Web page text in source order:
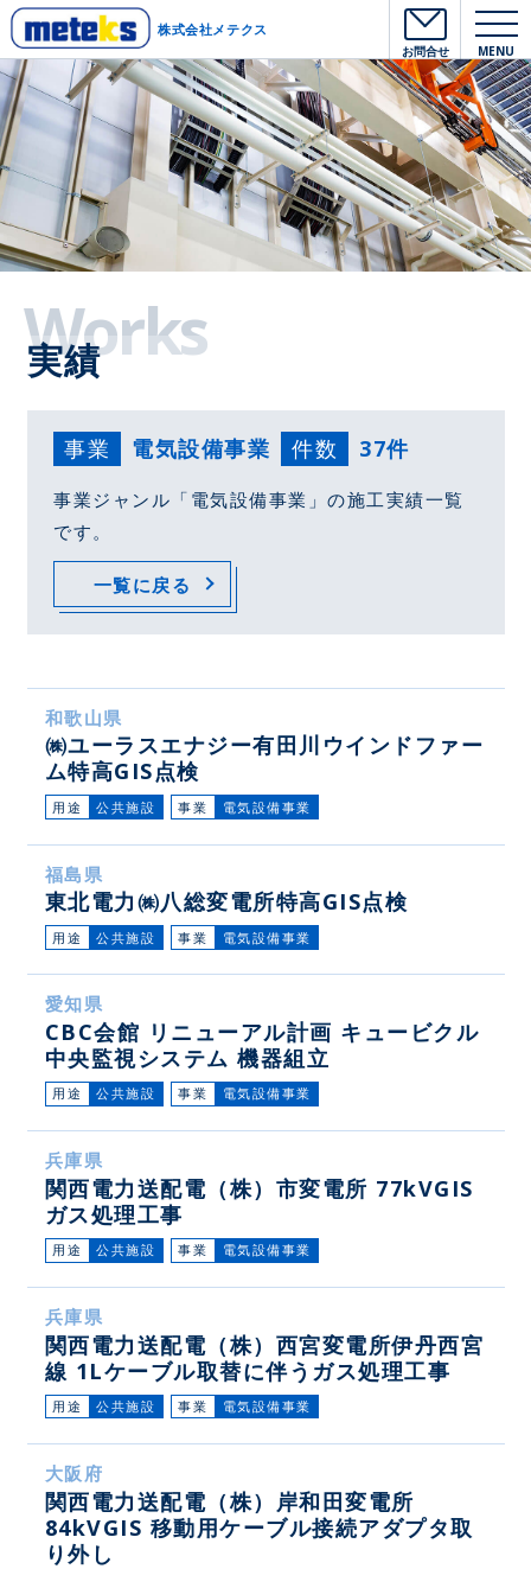
株式会社メテクス
お問合せ MENU
Works
実績
事業 電気設備事業 件数 37件
事業ジャンル「電気設備事業」の施工実績一覧
です。
一覧に戻る
和歌山県
㈱ユーラスエナジー有田川ウインドファー
ム特高GIS点検
用途 公共施設 事業 電気設備事業
福島県
東北電力㈱八総変電所特高GIS点検
用途 公共施設 事業 電気設備事業
愛知県
CBC会館 リニューアル計画 キュービクル
中央監視システム 機器組立
用途 公共施設 事業 電気設備事業
兵庫県
関西電力送配電（株）市変電所 77kVGIS
ガス処理工事
用途 公共施設 事業 電気設備事業
兵庫県
関西電力送配電（株）西宮変電所伊丹西宮
線 1Lケーブル取替に伴うガス処理工事
用途 公共施設 事業 電気設備事業
大阪府
関西電力送配電（株）岸和田変電所
84kVGIS 移動用ケーブル接続アダプタ取
り外し